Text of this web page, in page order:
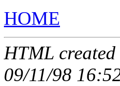
HOME
HTML created
09/11/98